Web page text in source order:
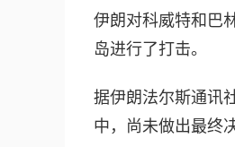
伊朗对科威特和巴
岛进行了打击。
据伊朗法尔斯通讯
中，尚未做出最终